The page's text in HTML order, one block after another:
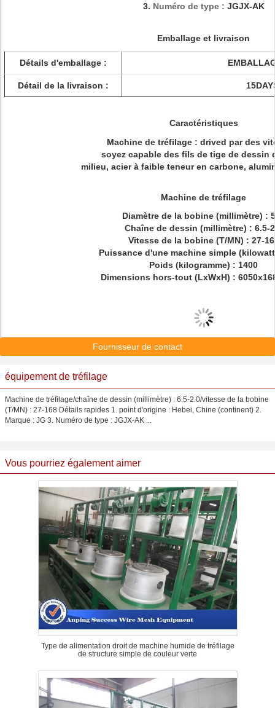
3. Numéro de type : JGJX-AK
Emballage et livraison
Détails d'emballage :
Détail de la livraison :
Caractéristiques
Machine de tréfilage : drived par des
soyez capable des fils de tige de dessin
milieu, acier à faible teneur en carbone,
Machine de tréfilage
Diamètre de la bobine (millimètre) :
Chaîne de dessin (millimètre) : 6.5-
Vitesse de la bobine (T/MN) : 27-
Puissance d'une machine simple
Poids (kilogramme) : 1400
Dimensions hors-tout (LxWxH) :
Fournisseur de contact
équipement de tréfilage
Machine de tréfilage/chaîne de dessin (millimètre) : 6.5-2.0/vitesse de la bobine
(T/MN) : 27-168 Détails rapides 1. point d'origine : Hebei, Chine (continent) 2.
Marque : JG 3. Numéro de type : JGJX-AK ...
Vous pourriez également aimer
Type de alimentation droit de machine humide de tréfilage
de structure simple de couleur verte